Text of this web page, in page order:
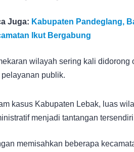
Juga: Kabupaten Pandeglang,
Ikut Bergabung
wilayah sering kali
pelayanan publik.
kasus Kabupaten Lebak, luas
menjadi tantangan
memisahkan beberapa